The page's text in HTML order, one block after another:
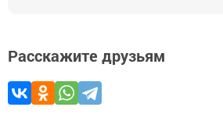
Расскажите друзьям